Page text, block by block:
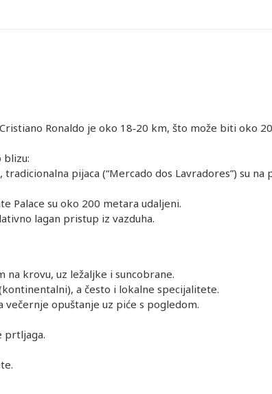
Ronaldo je oko 18‑20 km, što može biti oko
blizu:
pijaca (“Mercado dos Lavradores”) su na
Palace su oko 200 metara udaljeni.
lagan pristup iz vazduha.
na krovu, uz ležaljke i suncobrane.
a često i lokalne specijalitete.
opuštanje uz piće s pogledom.
prtljaga.